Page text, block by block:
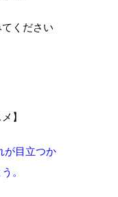
ください
】
が目立つか
。